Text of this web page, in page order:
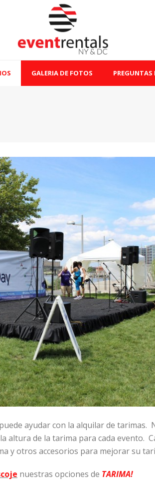
GALERIA DE FOTOS PREGUNTAS
puede ayudar con la alquilar de tarimas.
de la tarima para cada evento.
y otros accesorios para mejorar su
nuestras opciones de TARIMA!